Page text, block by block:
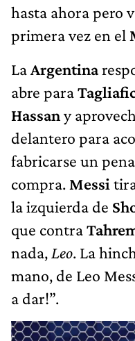
hasta ahora pero
primera vez en el
LaArgentina
abre para
Hassany
delantero para
fabricarse un
compra. Messi
la izquierda de
que contra
nada, Leo. La
mano, de Leo
a dar!”.